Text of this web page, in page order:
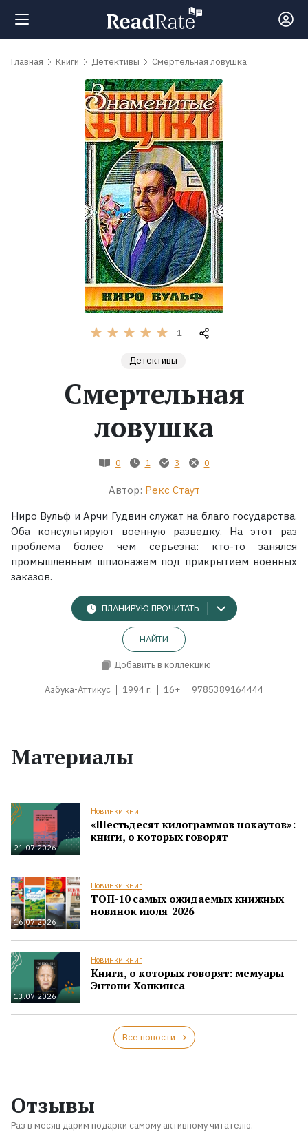
Поиск
обсуждаемые
Главная Книги Детективы Смертельная ловушка
1
Детективы
Смертельная
ловушка
0 1 3 0
Автор: Рекс Стаут
Ниро Вульф и Арчи Гудвин служат на благо государства.
Оба консультируют военную разведку. На этот раз
проблема более чем серьезна: кто-то занялся
промышленным шпионажем под прикрытием военных
заказов.
ПЛАНИРУЮ ПРОЧИТАТЬ
НАЙТИ
Добавить в коллекцию
Азбука-Аттикус 1994 г. 16+ 9785389164444
Материалы
21.07.2026
Новинки книг
«Шестьдесят килограммов нокаутов»:
книги, о которых говорят
16.07.2026
Новинки книг
ТОП-10 самых ожидаемых книжных
новинок июля-2026
13.07.2026
Новинки книг
Книги, о которых говорят: мемуары
Энтони Хопкинса
Все новости
Отзывы
Раз в месяц дарим подарки самому активному читателю.